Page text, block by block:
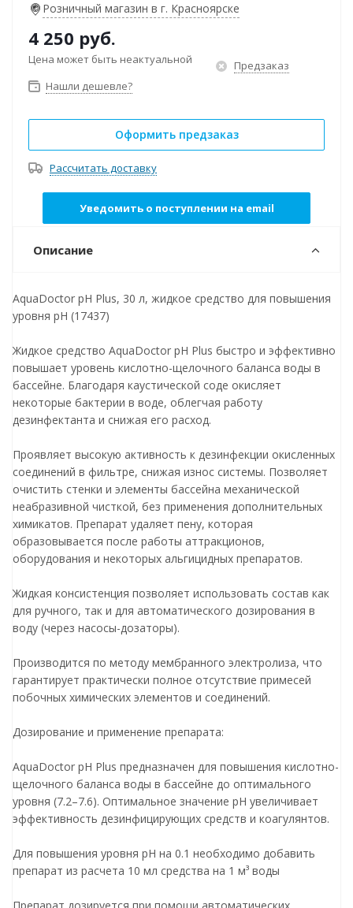
Розничный магазин в г. Красноярске
4 250 руб.
Цена может быть неактуальной
Предзаказ
Нашли дешевле?
Оформить предзаказ
Рассчитать доставку
Уведомить о поступлении на email
Описание
AquaDoctor pH Plus, 30 л, жидкое средство для повышения
уровня pH (17437)
Жидкое средство AquaDoctor pH Plus быстро и эффективно
повышает уровень кислотно-щелочного баланса воды в
бассейне. Благодаря каустической соде окисляет
некоторые бактерии в воде, облегчая работу
дезинфектанта и снижая его расход.
Проявляет высокую активность к дезинфекции окисленных
соединений в фильтре, снижая износ системы. Позволяет
очистить стенки и элементы бассейна механической
неабразивной чисткой, без применения дополнительных
химикатов. Препарат удаляет пену, которая
образовывается после работы аттракционов,
оборудования и некоторых альгицидных препаратов.
Жидкая консистенция позволяет использовать состав как
для ручного, так и для автоматического дозирования в
воду (через насосы-дозаторы).
Производится по методу мембранного электролиза, что
гарантирует практически полное отсутствие примесей
побочных химических элементов и соединений.
Дозирование и применение препарата:
AquaDoctor pH Plus предназначен для повышения кислотно-
щелочного баланса воды в бассейне до оптимального
уровня (7.2–7.6). Оптимальное значение pH увеличивает
эффективность дезинфицирующих средств и коагулянтов.
Для повышения уровня pH на 0.1 необходимо добавить
препарат из расчета 10 мл средства на 1 м³ воды